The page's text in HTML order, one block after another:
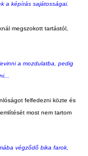
a képírás sajátosságai.
megszokott tartástól,
a mozdulatba, pedig
felfedezni közte és
most nem tartom
végződő bika farok,